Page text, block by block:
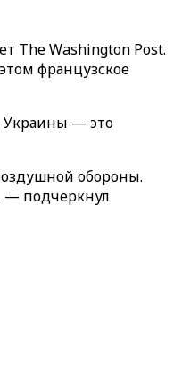
The Washington Post.
французское
Украины — это
обороны.
— подчеркнул